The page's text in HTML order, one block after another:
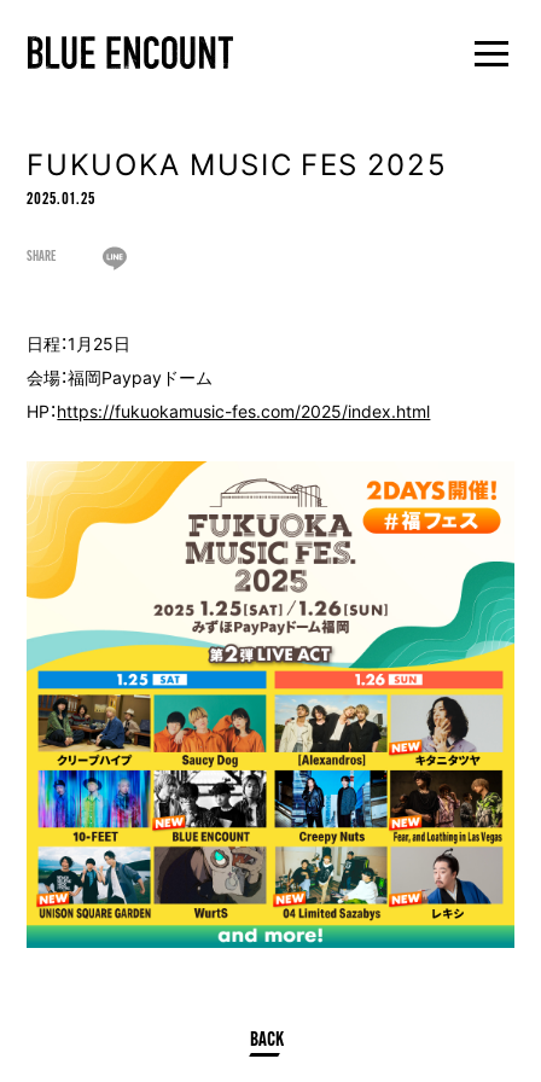
FUKUOKA MUSIC FES 2025
2025.01.25
SHARE
日程：1月25日
会場：福岡Paypayドーム
HP：https://fukuokamusic-fes.com/2025/index.html